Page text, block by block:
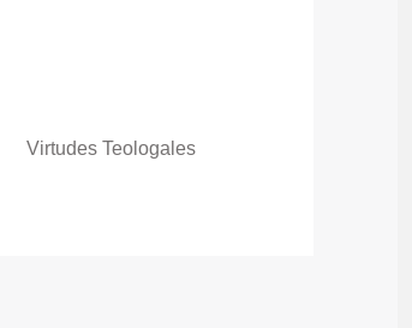
Virtudes Teologales